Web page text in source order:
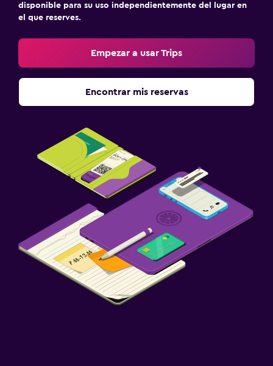
disponible para su uso independientemente del lugar en
el que reserves.
Empezar a usar Trips
Encontrar mis reservas